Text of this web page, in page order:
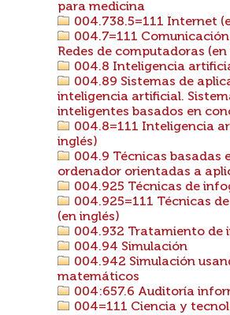
para medicina
004.738.5=111 Internet
004.7=111
Redes de computadoras (en
004.8 Inteligencia
004.89 Sistemas de
inteligencia artificial.
inteligentes basados en
004.8=111 Inteligencia
inglés)
004.9 Técnicas basadas
ordenador orientadas a
004.925 Técnicas de
004.925=111 Técnicas
(en inglés)
004.932 Tratamiento de
004.94 Simulación
004.942 Simulación
matemáticos
004:657.6 Auditoría
004=111 Ciencia y